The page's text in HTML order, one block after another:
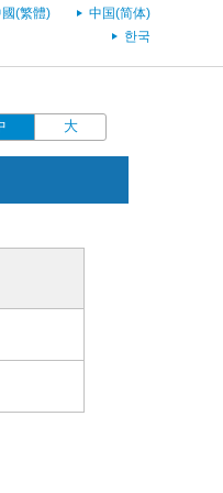
(繁體)
中国(简体)
한국
大